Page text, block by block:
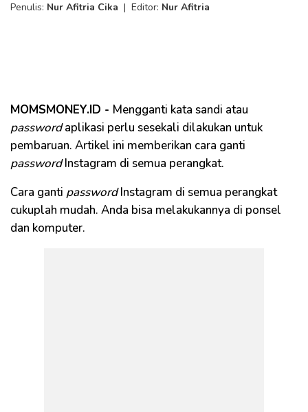
Penulis: Nur Afitria Cika | Editor: Nur Afitria
MOMSMONEY.ID - Mengganti kata sandi atau
passwordaplikasi perlu sesekali dilakukan untuk
pembaruan. Artikel ini memberikan cara ganti
passwordInstagram di semua perangkat.
Cara ganti passwordInstagram di semua perangkat
cukuplah mudah. Anda bisa melakukannya di ponsel
dan komputer.